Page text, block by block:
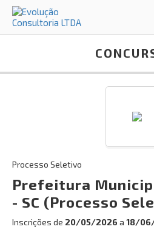
Acessar Área do Candidato:
ENTRAR
Esqueci a minha senha
INÍCIO
Processo Seletivo
Prefeitura
- SC (Processo
Inscrições de 20/05/2026 a 18/